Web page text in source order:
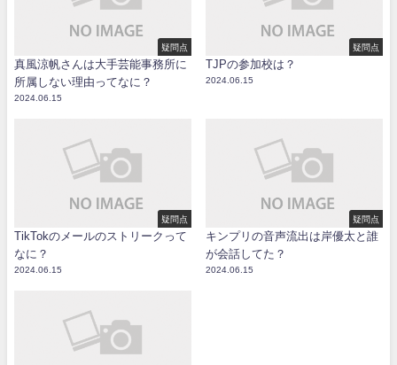
疑問点
真風涼帆さんは大手芸能事務所に
所属しない理由ってなに？
2024.06.15
疑問点
TJPの参加校は？
2024.06.15
疑問点
TikTokのメールのストリークって
なに？
2024.06.15
疑問点
キンプリの音声流出は岸優太と誰
が会話してた？
2024.06.15